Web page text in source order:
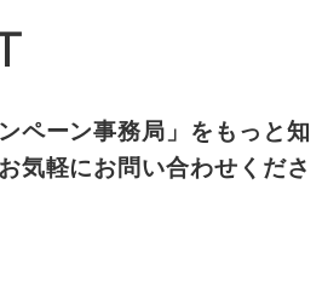
ペーン事務局」をもっと知
気軽にお問い合わせくださ